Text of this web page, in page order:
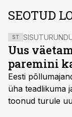
SEOTUD
ST
Uus
paremini
Eesti
üha teadlikuma
toonud turule